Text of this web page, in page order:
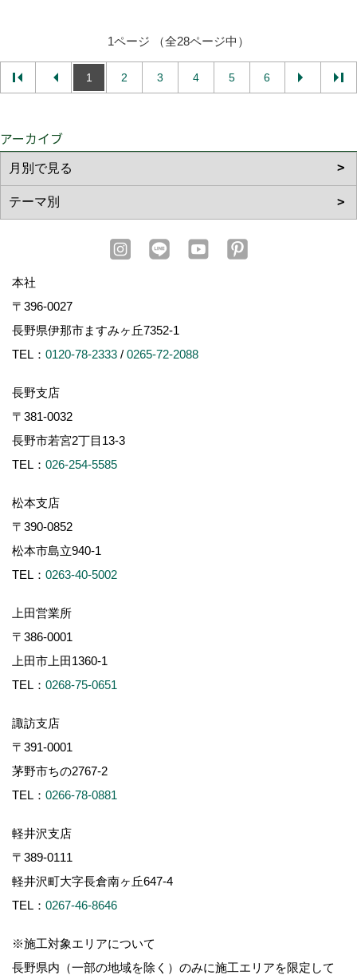
1ページ （全28ページ中）
1 2 3 4 5 6
アーカイブ
本社
〒396-0027
長野県伊那市ますみヶ丘7352-1
TEL： 0120-78-2333 / 0265-72-2088
長野支店
〒381-0032
長野市若宮2丁目13-3
TEL： 026-254-5585
松本支店
〒390-0852
松本市島立940-1
TEL： 0263-40-5002
上田営業所
〒386-0001
上田市上田1360-1
TEL： 0268-75-0651
諏訪支店
〒391-0001
茅野市ちの2767-2
TEL： 0266-78-0881
軽井沢支店
〒389-0111
軽井沢町大字長倉南ヶ丘647-4
TEL： 0267-46-8646
※施工対象エリアについて
長野県内（一部の地域を除く）のみに施工エリアを限定して